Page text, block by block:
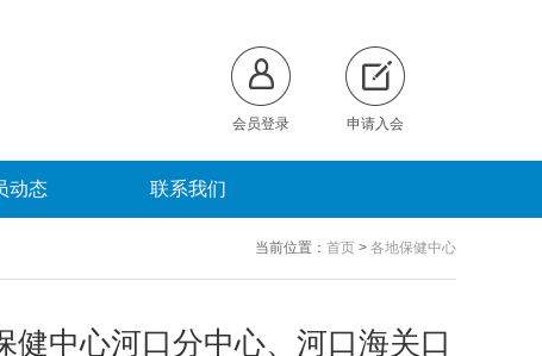
会员登录 申请入会
动态 联系我们
当前位置： 首页 > 各地保健中心
中心河口分中心、河口海关口